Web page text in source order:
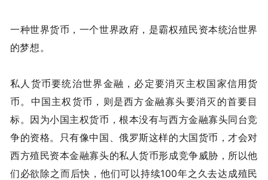
一种世界货币，一个世界政府，是霸权殖民资本统治世界
的梦想。
私人货币要统治世界金融，必定要消灭主权国家信用货
币。中国主权货币，则是西方金融寡头要消灭的首要目
标。因为小国主权货币，根本没有与西方金融寡头同台竞
争的资格。只有像中国、俄罗斯这样的大国货币，才会对
西方殖民资本金融寡头的私人货币形成竞争威胁，所以他
们必欲除之而后快，他们可以持续100年之久去达成殖民